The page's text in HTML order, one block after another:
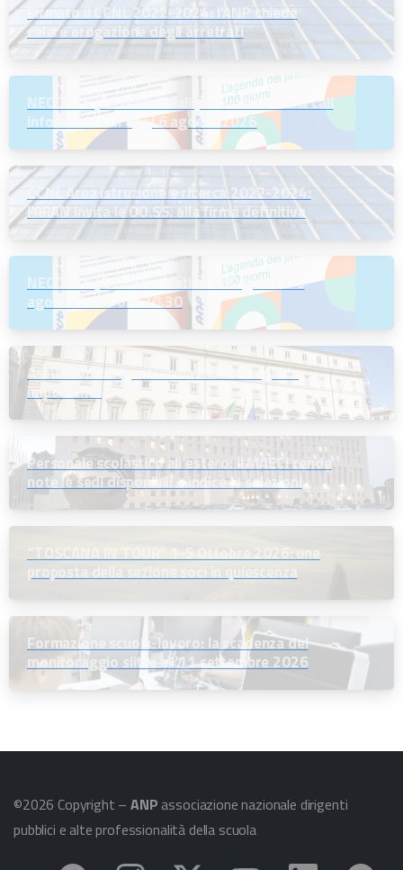
Firmato il CCNL 2022-2024: l’ANP chiede
celere erogazione degli arretrati
NEODS26 | Le credenziali per accedere alla call
informativa di oggi 6 agosto 2026
CCNL Area istruzione e ricerca 2022-2024:
l’ARAN invita le OO.SS. alla firma definitiva
NEODS26 | Call informativa ANP giovedì 6
agosto 2026 ore 20.30
Assunzioni dirigenti scolastici: un segnale
importante
Personale scolastico all’estero: il MAECI rende
note le sedi disponibili e indice le selezioni
“TOSCANA IN TOUR” 1-5 Ottobre 2026: una
proposta della sezione soci in quiescenza
Formazione scuola-lavoro: la scadenza del
monitoraggio slitta all’11 settembre 2026
©2026 Copyright –ANP associazione nazionale dirigenti
pubblici e alte professionalità della scuola